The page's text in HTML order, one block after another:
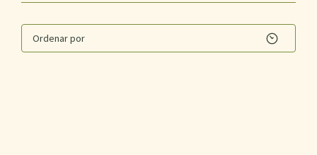
Ordenar por